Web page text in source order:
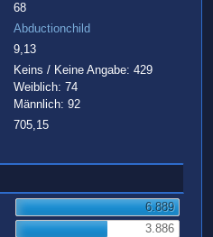
68
Abductionchild
9,13
Keins / Keine Angabe: 429
Weiblich: 74
Männlich: 92
705,15
6.889
3.886